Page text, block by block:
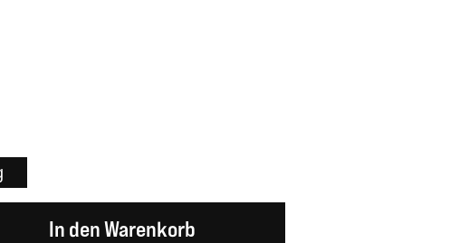
Wert ein oder benutze die Schaltflächen
In den Warenkorb